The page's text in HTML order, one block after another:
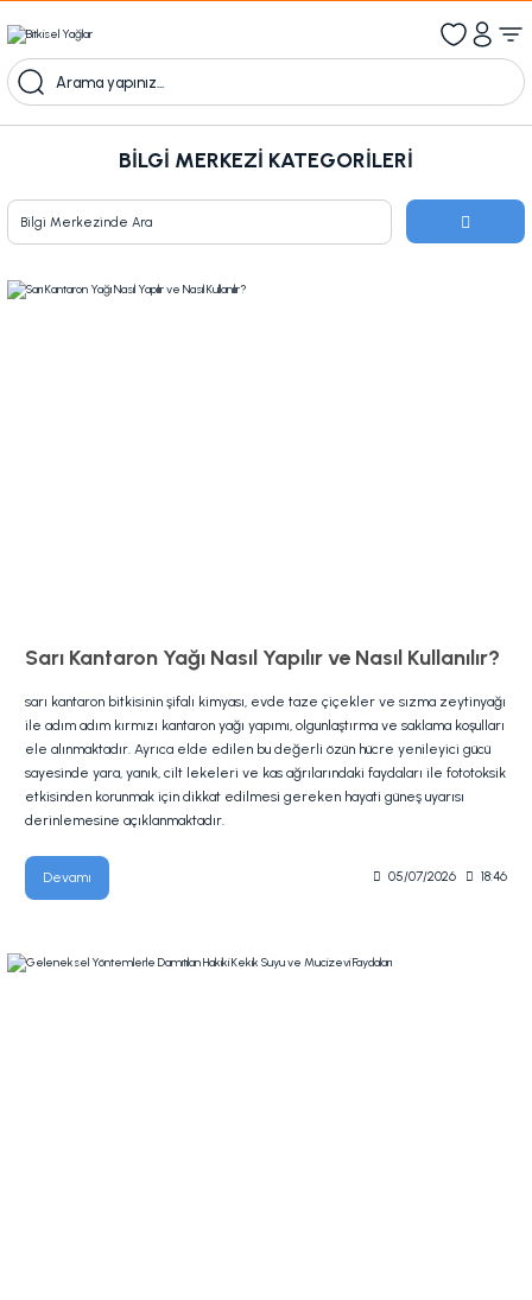
Kampanyalı Ürünleri Görüntüle
BILGI MERKEZI KATEGORILERI
Sarı Kantaron Yağı Nasıl Yapılır ve Nasıl Kullanılır?
sarı kantaron bitkisinin şifalı kimyası, evde taze çiçekler ve sızma zeytinyağı
ile adım adım kırmızı kantaron yağı yapımı, olgunlaştırma ve saklama koşulları
ele alınmaktadır. Ayrıca elde edilen bu değerli özün hücre yenileyici gücü
sayesinde yara, yanık, cilt lekeleri ve kas ağrılarındaki faydaları ile fototoksik
etkisinden korunmak için dikkat edilmesi gereken hayati güneş uyarısı
derinlemesine açıklanmaktadır.
Devamı 05/07/2026 18:46